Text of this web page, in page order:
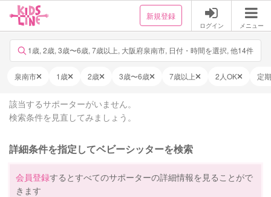
新規登録
ログイン メニュー
1歳, 2歳, 3歳〜6歳, 7歳以上, 大阪府泉南市, 日付・時間を選択, 他14件
泉南市 1歳 2歳 3歳〜6歳 7歳以上 2人OK 定
該当するサポーターがいません。
検索条件を見直してみましょう。
詳細条件を指定してベビーシッターを検索
会員登録するとすべてのサポーターの詳細情報を見ることがで
きます